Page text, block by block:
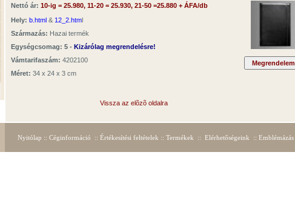
Nettó ár: 10-ig = 25.980, 11-20 = 25.930, 21-50 =25.880 + ÁFA/db
Hely: b.html& 12_2.html
Származás: Hazai termék
Egységcsomag: 5 - Kizárólag megrendelésre!
Vámtarifaszám: 4202100
Méret: 34 x 24 x 3 cm
Vissza az elõzõ oldalra
Nyitólap :: Céginformáció :: Értékesítési feltételek :: Termékek :: Elérhetőségeink :: Emblémázás